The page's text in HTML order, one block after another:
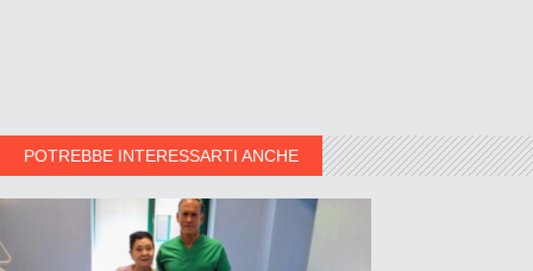
POTREBBE INTERESSARTI ANCHE